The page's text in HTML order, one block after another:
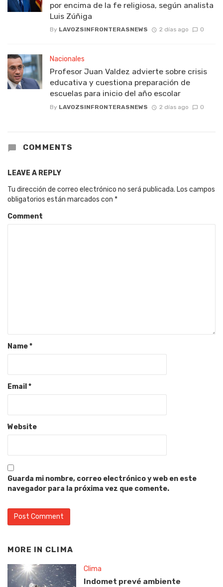
por encima de la fe religiosa, según analista
Luis Zúñiga
By LAVOZSINFRONTERASNEWS 2 días ago 0
Nacionales
Profesor Juan Valdez advierte sobre crisis
educativa y cuestiona preparación de
escuelas para inicio del año escolar
By LAVOZSINFRONTERASNEWS 2 días ago 0
COMMENTS
LEAVE A REPLY
Tu dirección de correo electrónico no será publicada. Los campos
obligatorios están marcados con *
Comment
Name*
Email*
Website
Guarda mi nombre, correo electrónico y web en este
navegador para la próxima vez que comente.
MORE IN CLIMA
Clima
Indomet prevé ambiente